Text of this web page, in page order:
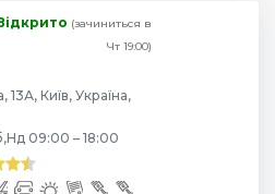
(зачиниться в
Чт 19:00)
13А, Київ, Україна,
09:00 – 18:00